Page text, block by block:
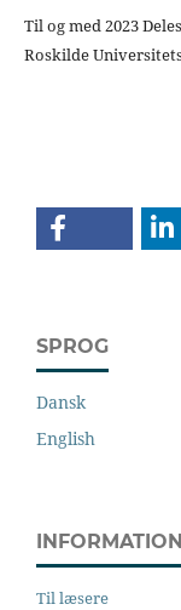
Til og med 2023
Roskilde
SPROG
Dansk
English
INFORMATION
Til læsere